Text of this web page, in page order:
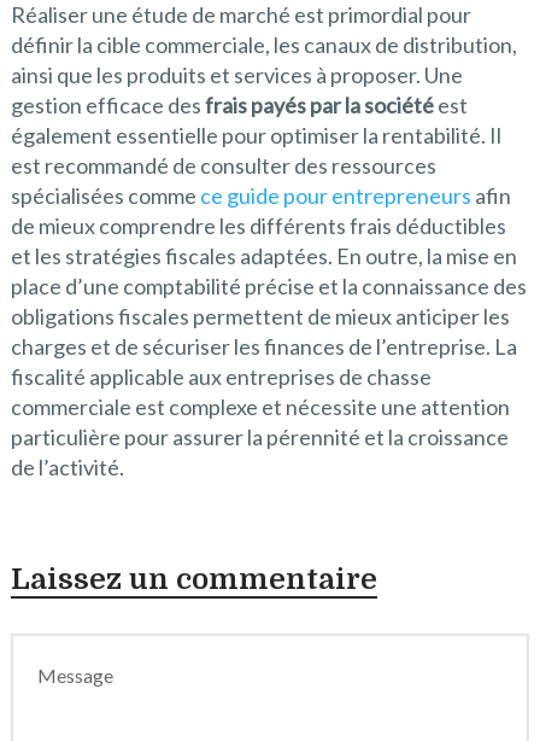
Réaliser une étude de marché est primordial pour
définir la cible commerciale, les canaux de distribution,
ainsi que les produits et services à proposer. Une
gestion efficace desfrais payés par la sociétéest
également essentielle pour optimiser la rentabilité. Il
est recommandé de consulter des ressources
spécialisées comme ce guide pour entrepreneurs afin
de mieux comprendre les différents frais déductibles
et les stratégies fiscales adaptées. En outre, la mise en
place d’une comptabilité précise et la connaissance des
obligations fiscales permettent de mieux anticiper les
charges et de sécuriser les finances de l’entreprise. La
fiscalité applicable aux entreprises de chasse
commerciale est complexe et nécessite une attention
particulière pour assurer la pérennité et la croissance
de l’activité.
Laissez un commentaire